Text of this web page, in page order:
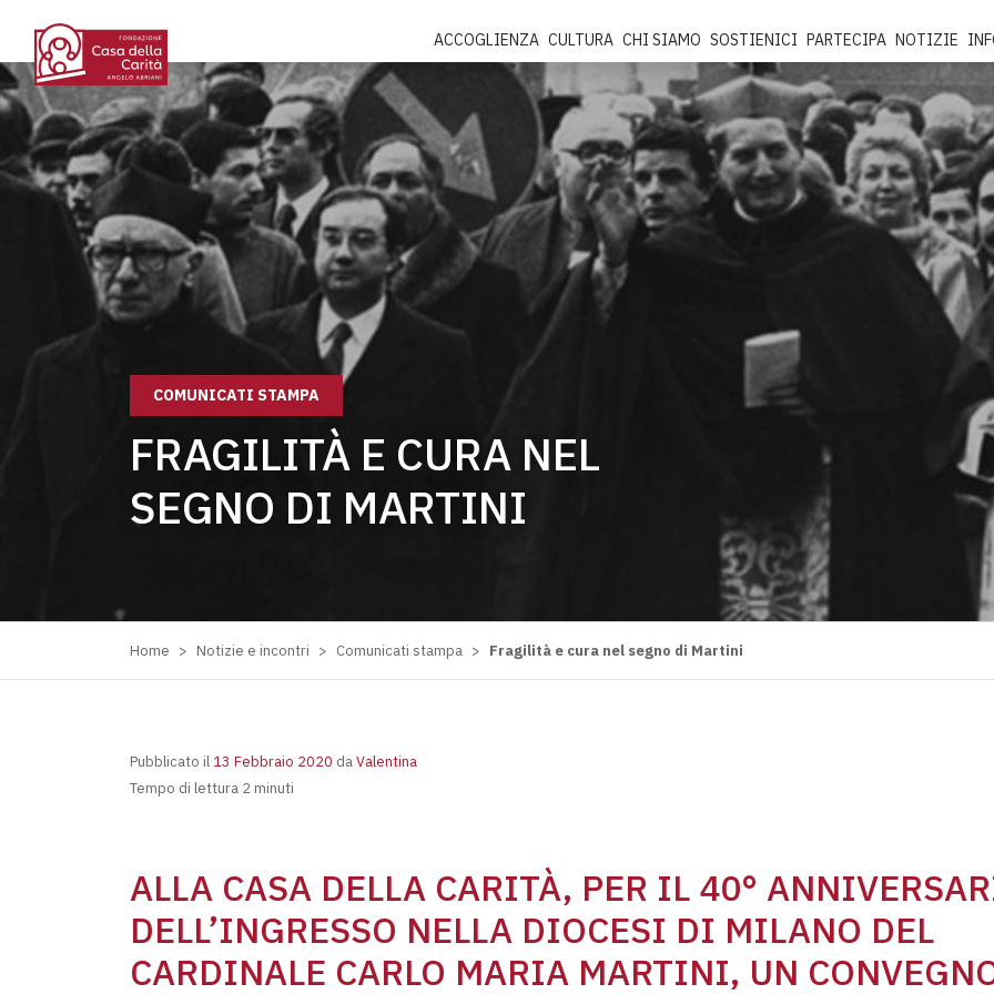
ACCOGLIENZA CULTURA CHI SIAMO SOSTIENICI PARTECIPA NOTIZIE
COMUNICATI STAMPA
FRAGILITÀ E CURA NEL
SEGNO DI MARTINI
Home > Notizie e incontri > Comunicati stampa > Fragilità e cura nel segno di Martini
Pubblicato il 13 Febbraio 2020 daValentina
Tempo di lettura 2 minuti
ALLA CASA DELLA CARITÀ, PER IL 40°
DELL’INGRESSO NELLA DIOCESI DI MILANO DEL
CARDINALE CARLO MARIA MARTINI, UN